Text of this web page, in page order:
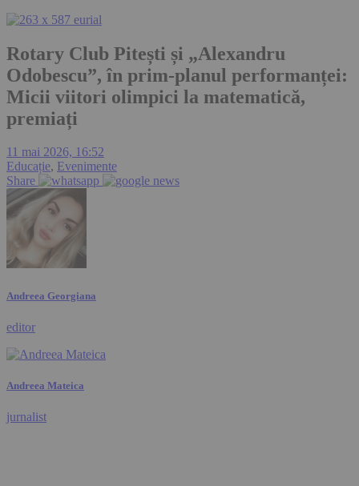
Rotary Club Pitești și „Alexandru
Odobescu”, în prim-planul performanței:
Micii viitori olimpici la matematică,
premiați
11 mai 2026, 16:52
Educație, Evenimente
Share
Andreea Georgiana
editor
Andreea Mateica
jurnalist